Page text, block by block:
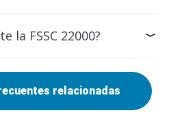
la FSSC 22000?
relacionadas